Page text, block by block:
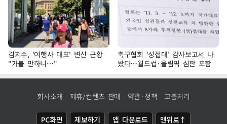
김지수, '여행사 대표' 변신 근황
"가볼 만하니…"
축구협회 '성접대' 감사보고서 나
왔다…월드컵·올림픽 심판 포함
회사소개 제휴/컨텐츠 판매 약관·정책 고충처리
PC화면 제보하기 앱 다운로드 맨위로↑